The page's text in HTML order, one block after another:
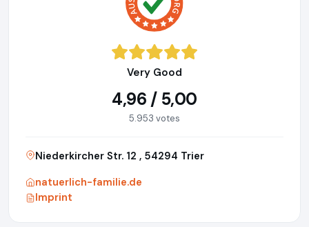
Very Good
4,96 / 5,00
5.953 votes
Niederkircher Str. 12 , 54294 Trier
natuerlich-familie.de
Imprint